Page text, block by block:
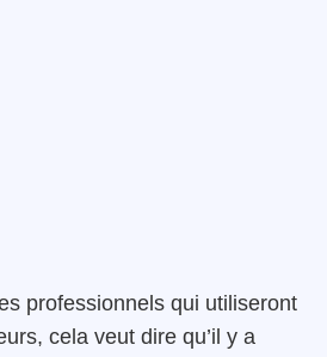
professionnels qui utiliseront
cela veut dire qu’il y a